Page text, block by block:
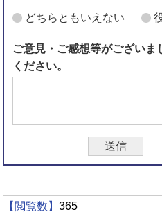
どちらともいえない
ご意見・ご感想等がござい
ください。
【閲覧数】365